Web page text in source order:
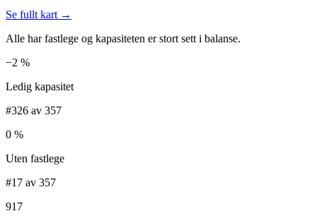
Se fullt kart →
Alle har fastlege og kapasiteten er stort sett i balanse.
−2 %
Ledig kapasitet
#326 av 357
0 %
Uten fastlege
#17 av 357
917